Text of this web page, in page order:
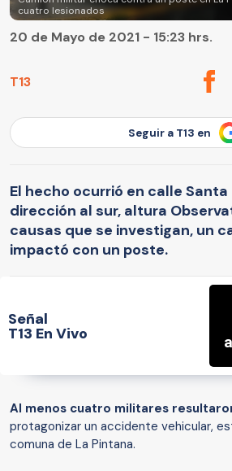
cuatro lesionados
T13
20 de Mayo de 2021 - 15:23 hrs.
Seguir a T13 en
El hecho ocurrió en calle Santa
dirección al sur, altura
causas que se investigan, un
impactó con un poste.
Señal
T13 En Vivo
Al menos cuatro militares
protagonizar un accidente vehicular,
comuna de La Pintana.